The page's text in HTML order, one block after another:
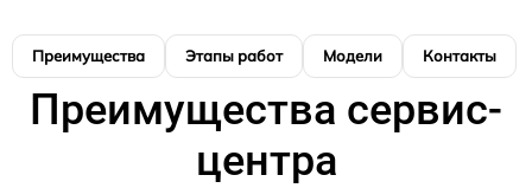
Преимущества Этапы работ Модели Контакты
Преимущества сервис-
центра